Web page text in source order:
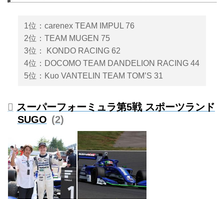
1位：carenex TEAM IMPUL 76
2位：TEAM MUGEN 75
3位： KONDO RACING 62
4位：DOCOMO TEAM DANDELION RACING 44
5位：Kuo VANTELIN TEAM TOM’S 31
スーパーフォーミュラ第5戦 スポーツランド
SUGO
2